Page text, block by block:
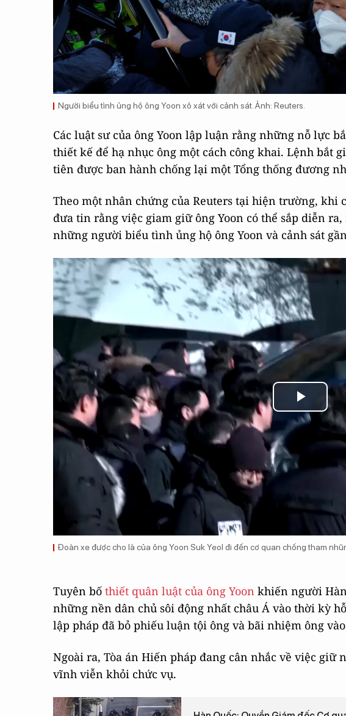
Người biểu tình ủng hộ ông Yoon xô xát với cảnh sát. Ảnh: Reuters.
Các luật sư của ông Yoon lập luận rằng những nỗ lực
thiết kế để hạ nhục ông một cách công khai. Lệnh bắt
tiên được ban hành chống lại một Tổng thống đương
Theo một nhân chứng của Reuters tại hiện trường,
đưa tin rằng việc giam giữ ông Yoon có thể sắp diễn
những người biểu tình ủng hộ ông Yoon và cảnh sát
Play
Đoàn xe được cho là của ông Yoon Suk Yeol đi đến cơ quan chống tham
Tuyên bố thiết quân luật của ông Yoon khiến người
những nền dân chủ sôi động nhất châu Á vào thời kỳ
lập pháp đã bỏ phiếu luận tội ông và bãi nhiệm ông vào
Ngoài ra, Tòa án Hiến pháp đang cân nhắc về việc giữ
vĩnh viễn khỏi chức vụ.